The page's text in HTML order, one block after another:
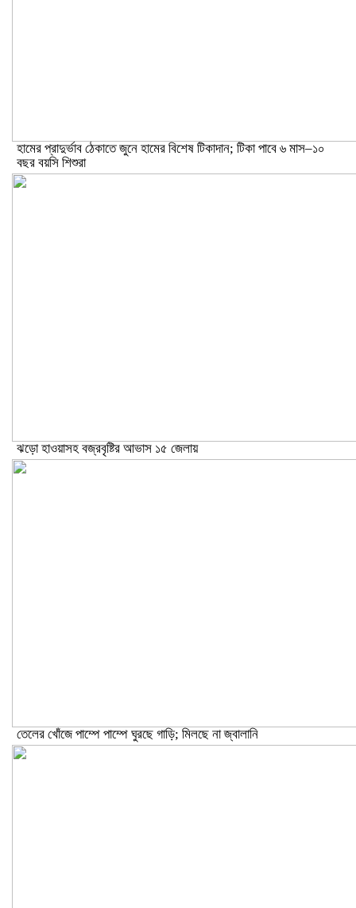
হামের প্রাদুর্ভাব ঠেকাতে জুনে হামের বিশেষ টিকাদান; টিকা পাবে ৬ মাস–১০
বছর বয়সি শিশুরা
ঝড়ো হাওয়াসহ বজ্রবৃষ্টির আভাস ১৫ জেলায়
তেলের খোঁজে পাম্পে পাম্পে ঘুরছে গাড়ি; মিলছে না জ্বালানি